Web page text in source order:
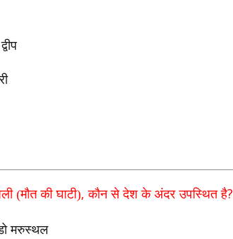
(मौत की घाटी),कौन से देश के अंदर उपस्थित है?
मरुस्थल